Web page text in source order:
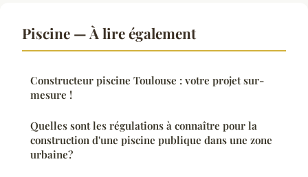
Piscine — À lire également
Constructeur piscine Toulouse : votre projet sur-
mesure !
Quelles sont les régulations à connaître pour la
construction d'une piscine publique dans une zone
urbaine?